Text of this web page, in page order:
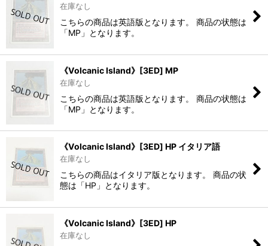
在庫なし
こちらの商品は英語版となります。 商品の状態は
「MP」となります。
《Volcanic Island》[3ED] MP
在庫なし
こちらの商品は英語版となります。 商品の状態は
「MP」となります。
《Volcanic Island》[3ED] HP イタリア語
在庫なし
こちらの商品はイタリア版となります。 商品の状
態は「HP」となります。
《Volcanic Island》[3ED] HP
在庫なし